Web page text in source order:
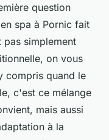
question
spa à Pornic fait
simplement
on vous
compris quand le
c'est ce mélange
mais aussi
à la